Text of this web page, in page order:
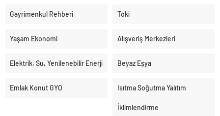
Gayrimenkul Rehberi Toki
Yaşam Ekonomi Alışveriş Merkezleri
Elektrik, Su, Yenilenebilir Enerji Beyaz Eşya
Emlak Konut GYO Isıtma Soğutma Yalıtım
İklimlendirme